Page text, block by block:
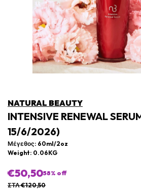
NATURAL BEAUTY
INTENSIVE RENEWAL
15/6/2026)
Μέγεθος: 60ml/2oz
Weight: 0.06KG
€50,5058% off
ΣΤΛ €120,50